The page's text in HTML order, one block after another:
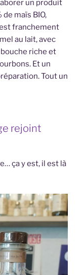
un produit
maïs BIO,
franchement
au lait, avec
riche et
Et un
Tout un
rejoint
ça y est, il est là